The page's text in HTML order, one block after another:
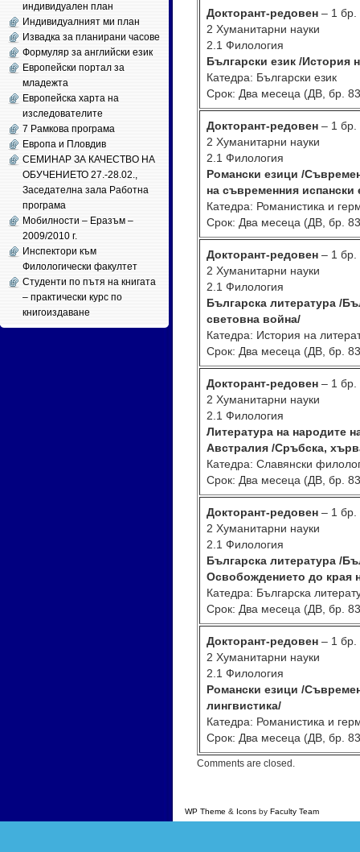
индивидуален план
Индивидуалният ми план
Извадка за планирани часове
Формуляр за английски език
Европейски портал за
младежта
Европейска харта на
изследователите
7 Рамкова програма
Европа и Пловдив
СЕМИНАР ЗА КАЧЕСТВО НА
ОБУЧЕНИЕТО 27.-28.02.,
Заседателна зала Работна
програма
Мобилности – Еразъм –
2009/2010 г.
Инспектори към
Филологически факултет
Студенти по пътя на книгата
– практически курс по
книгоиздаване
Докторант-редовен – 1 бр.
2 Хуманитарни науки
2.1 Филология
Български език /История
Катедра: Български език
Срок: Два месеца (ДВ, бр.
Докторант-редовен – 1 бр.
2 Хуманитарни науки
2.1 Филология
Романски езици /
на съвременния испански
Катедра: Романистика и
Срок: Два месеца (ДВ, бр.
Докторант-редовен – 1 бр.
2 Хуманитарни науки
2.1 Филология
Българска литература /
световна война/
Катедра: История на
Срок: Два месеца (ДВ, бр.
Докторант-редовен – 1 бр.
2 Хуманитарни науки
2.1 Филология
Литература на народите
Австралия /Сръбска,
Катедра: Славянски
Срок: Два месеца (ДВ, бр.
Докторант-редовен – 1 бр.
2 Хуманитарни науки
2.1 Филология
Българска литература /
Освобождението до края
Катедра: Българска
Срок: Два месеца (ДВ, бр.
Докторант-редовен – 1 бр.
2 Хуманитарни науки
2.1 Филология
Романски езици /
лингвистика/
Катедра: Романистика и
Срок: Два месеца (ДВ, бр.
Comments are closed.
WP Theme & Icons by Faculty Team